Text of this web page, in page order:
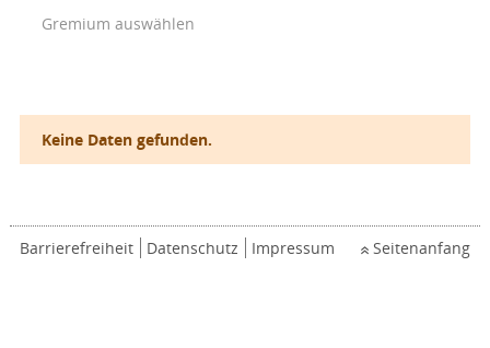
Gremium auswählen
Keine Daten gefunden.
Barrierefreiheit Datenschutz Impressum Seitenanfang